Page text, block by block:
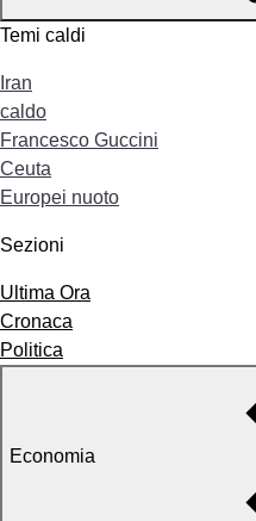
Temi caldi
Iran
caldo
Francesco Guccini
Ceuta
Europei nuoto
Sezioni
Ultima Ora
Cronaca
Politica
Economia